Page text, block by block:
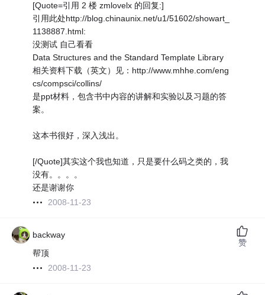
[Quote=引用 2 楼 zmlovelx 的回复:]
引用此处http://blog.chinaunix.net/u1/51602/showart_
1138887.html:
没测试 自己看看
Data Structures and the Standard Template Library
相关资料下载（英文）见：http://www.mhhe.com/eng
cs/compsci/collins/
是ppt材料，包含书中内容的讲解和实验以及习题的答
案。
这本书很好，深入浅出。
[/Quote]其实这个我也知道，只是要什么码之类的，我
没有。。。。
还是谢谢你
2008-11-23
backway
帮顶
2008-11-23
赞